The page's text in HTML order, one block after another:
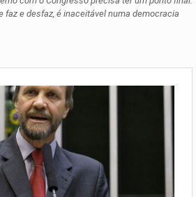
faz e desfaz, é inaceitável numa democracia